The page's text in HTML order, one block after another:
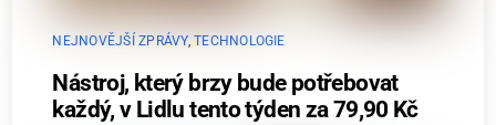
NEJNOVĚJŠÍ ZPRÁVY,TECHNOLOGIE
Nástroj, který brzy bude potřebovat
každý, v Lidlu tento týden za 79,90 Kč